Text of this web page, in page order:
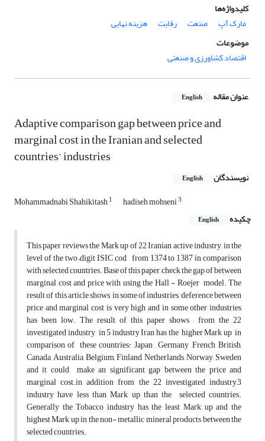
کلیدواژه‌ها
مارک آپ
صنعت رقابت
هزینه نهایی
موضوعات
اقتصاد کشاورزی و صنعتی
عنوان مقاله English
Adaptive comparison gap between price and
marginal cost in the Iranian and selected
countries’ industries
نویسندگان English
Mohammadnabi Shahikitash1 hadiseh mohseni3
چکیده English
This paper reviews the Mark up of 22 Iranian active industry, in the
level of the two –digit ISIC cod from 1374 to 1387 in comparison
with selected countries. Base of this paper, check the gap of between
marginal cost and price with using the Hall - Roejer model. The
result of this article shows, in some of industries, deference between
price and marginal cost is very high and in some other industries
has been low. The result of this paper shows , from the 22
investigated industry, in 5 industry Iran has the higher Mark up in
comparison of these countries: Japan , Germany ,French ,British,
Canada, Australia, Belgium, Finland, Netherlands, Norway, Sweden
and it could make an significant gap between the price and
marginal cost.in addition from the 22 investigated industry,3
industry have less than Mark up than the selected countries.
Generally the Tobacco industry has the least Mark up and the
highest Mark up in the non- metallic mineral products between the
selected countries.